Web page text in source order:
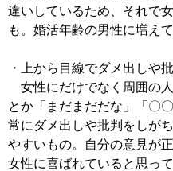
違いしているため、それで
も。婚活年齢の男性に増え
・上から目線でダメ出しや
女性にだけでなく周囲の
とか「まだまだだな」「〇
常にダメ出しや批判をしが
やすいもの。自分の意見が
女性に喜ばれていると思っ